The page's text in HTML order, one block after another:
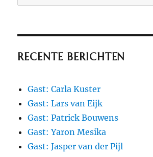
naar:
RECENTE BERICHTEN
Gast: Carla Kuster
Gast: Lars van Eijk
Gast: Patrick Bouwens
Gast: Yaron Mesika
Gast: Jasper van der Pijl